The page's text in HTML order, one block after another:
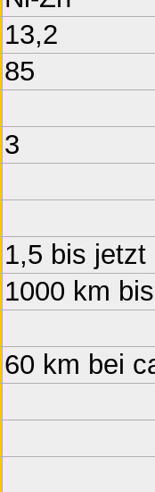
13,2
85
3
1,5 bis jetzt
1000 km
60 km bei